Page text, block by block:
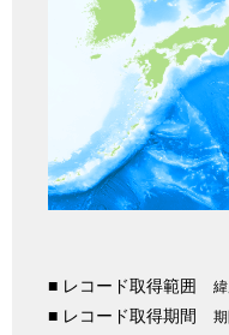
■ レコード取得範囲
■ レコード取得期間